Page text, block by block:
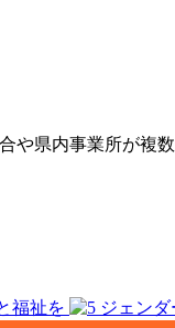
や県内事業所が複